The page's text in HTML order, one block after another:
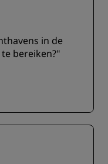
in de
bereiken?"